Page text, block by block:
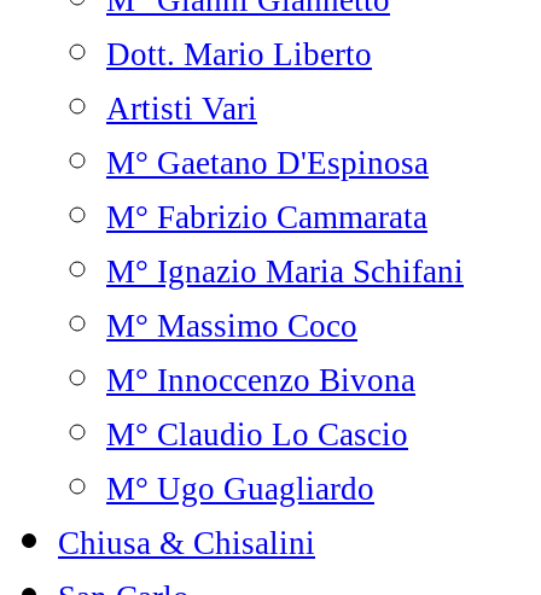
Dott. Mario Liberto
Artisti Vari
M° Gaetano D'Espinosa
M° Fabrizio Cammarata
M° Ignazio Maria Schifani
M° Massimo Coco
M° Innoccenzo Bivona
M° Claudio Lo Cascio
M° Ugo Guagliardo
Chiusa & Chisalini